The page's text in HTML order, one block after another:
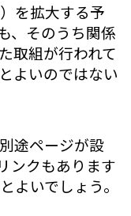
を拡大する予
、そのうち関係
取組が行われて
よいのではない
途ページが設
ンクもあります
よいでしょう。